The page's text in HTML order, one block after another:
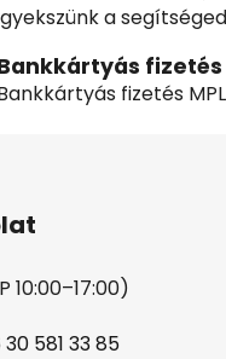
a
fizetés
fizetés
10:00–17:00)
30 581 33 85